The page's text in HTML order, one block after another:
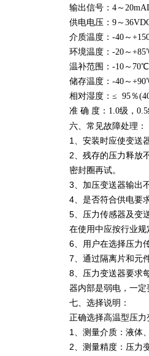
输出信号：4～
供电电压：9～
介质温度：-40～
环境温度：-20～
温补范围：-10～
储存温度：-40～
相对湿度：≤ 95％
准 确 度：1.0级，
六、常见故障处理：
1、安装时应使变送
2、残存的压力释放
密封圈再试。
3、加压变送器输出
4、是否符合供电要
5、压力传感器及变
在使用中应按行业
6、用户在选择压力
7、通过隔离片和元
8、压力变送器要求
器内部是弱电，一
七、选择说明：
正确选择高温型压
1、测量介质：液体
2、测量精度：压力